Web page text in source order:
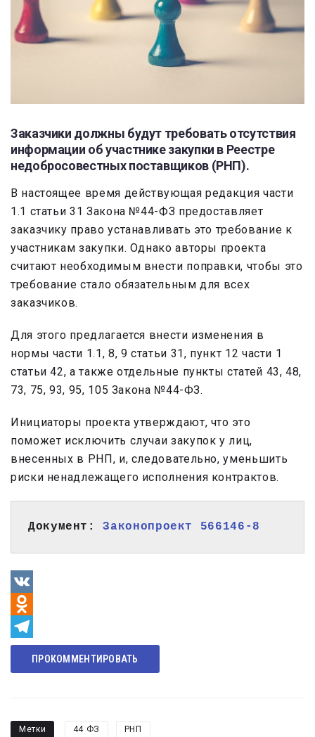
Заказчики должны будут требовать отсутствия
информации об участнике закупки в Реестре
недобросовестных поставщиков (РНП).
В настоящее время действующая редакция части
1.1 статьи 31 Закона №44-ФЗ предоставляет
заказчику право устанавливать это требование к
участникам закупки. Однако авторы проекта
считают необходимым внести поправки, чтобы это
требование стало обязательным для всех
заказчиков.
Для этого предлагается внести изменения в
нормы части 1.1, 8, 9 статьи 31, пункт 12 части 1
статьи 42, а также отдельные пункты статей 43, 48,
73, 75, 93, 95, 105 Закона №44-ФЗ.
Инициаторы проекта утверждают, что это
поможет исключить случаи закупок у лиц,
внесенных в РНП, и, следовательно, уменьшить
риски ненадлежащего исполнения контрактов.
Документ: Законопроект 566146-8
VK
Odnoklassniki
Telegram
ПРОКОММЕНТИРОВАТЬ
Метки 44 ФЗ РНП